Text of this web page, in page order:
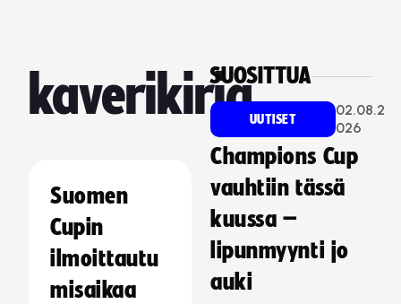
kaverikirja
Suomen
Cupin
ilmoittautu
misaikaa
SUOSITTUA
UUTISET
02.08.2
026
Champions Cup
vauhtiin tässä
kuussa –
lipunmyynti jo
auki